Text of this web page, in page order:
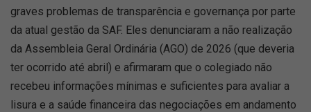
graves problemas de transparência e governança por parte
da atual gestão da SAF. Eles denunciaram a não realização
da Assembleia Geral Ordinária (AGO) de 2026 (que deveria
ter ocorrido até abril) e afirmaram que o colegiado não
recebeu informações mínimas e suficientes para avaliar a
lisura e a saúde financeira das negociações em andamento